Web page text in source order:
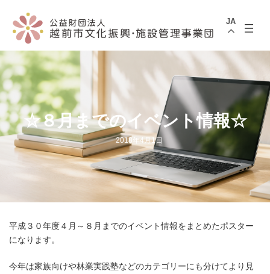
へ
ス
キ
ッ
プ
ョ
ン
に
移
動
JA
☆８月までのイベント情報☆
2018年4月1日
平成３０年度４月～８月までのイベント情報をまとめたポスター
になります。
今年は家族向けや林業実践塾などのカテゴリーにも分けてより見